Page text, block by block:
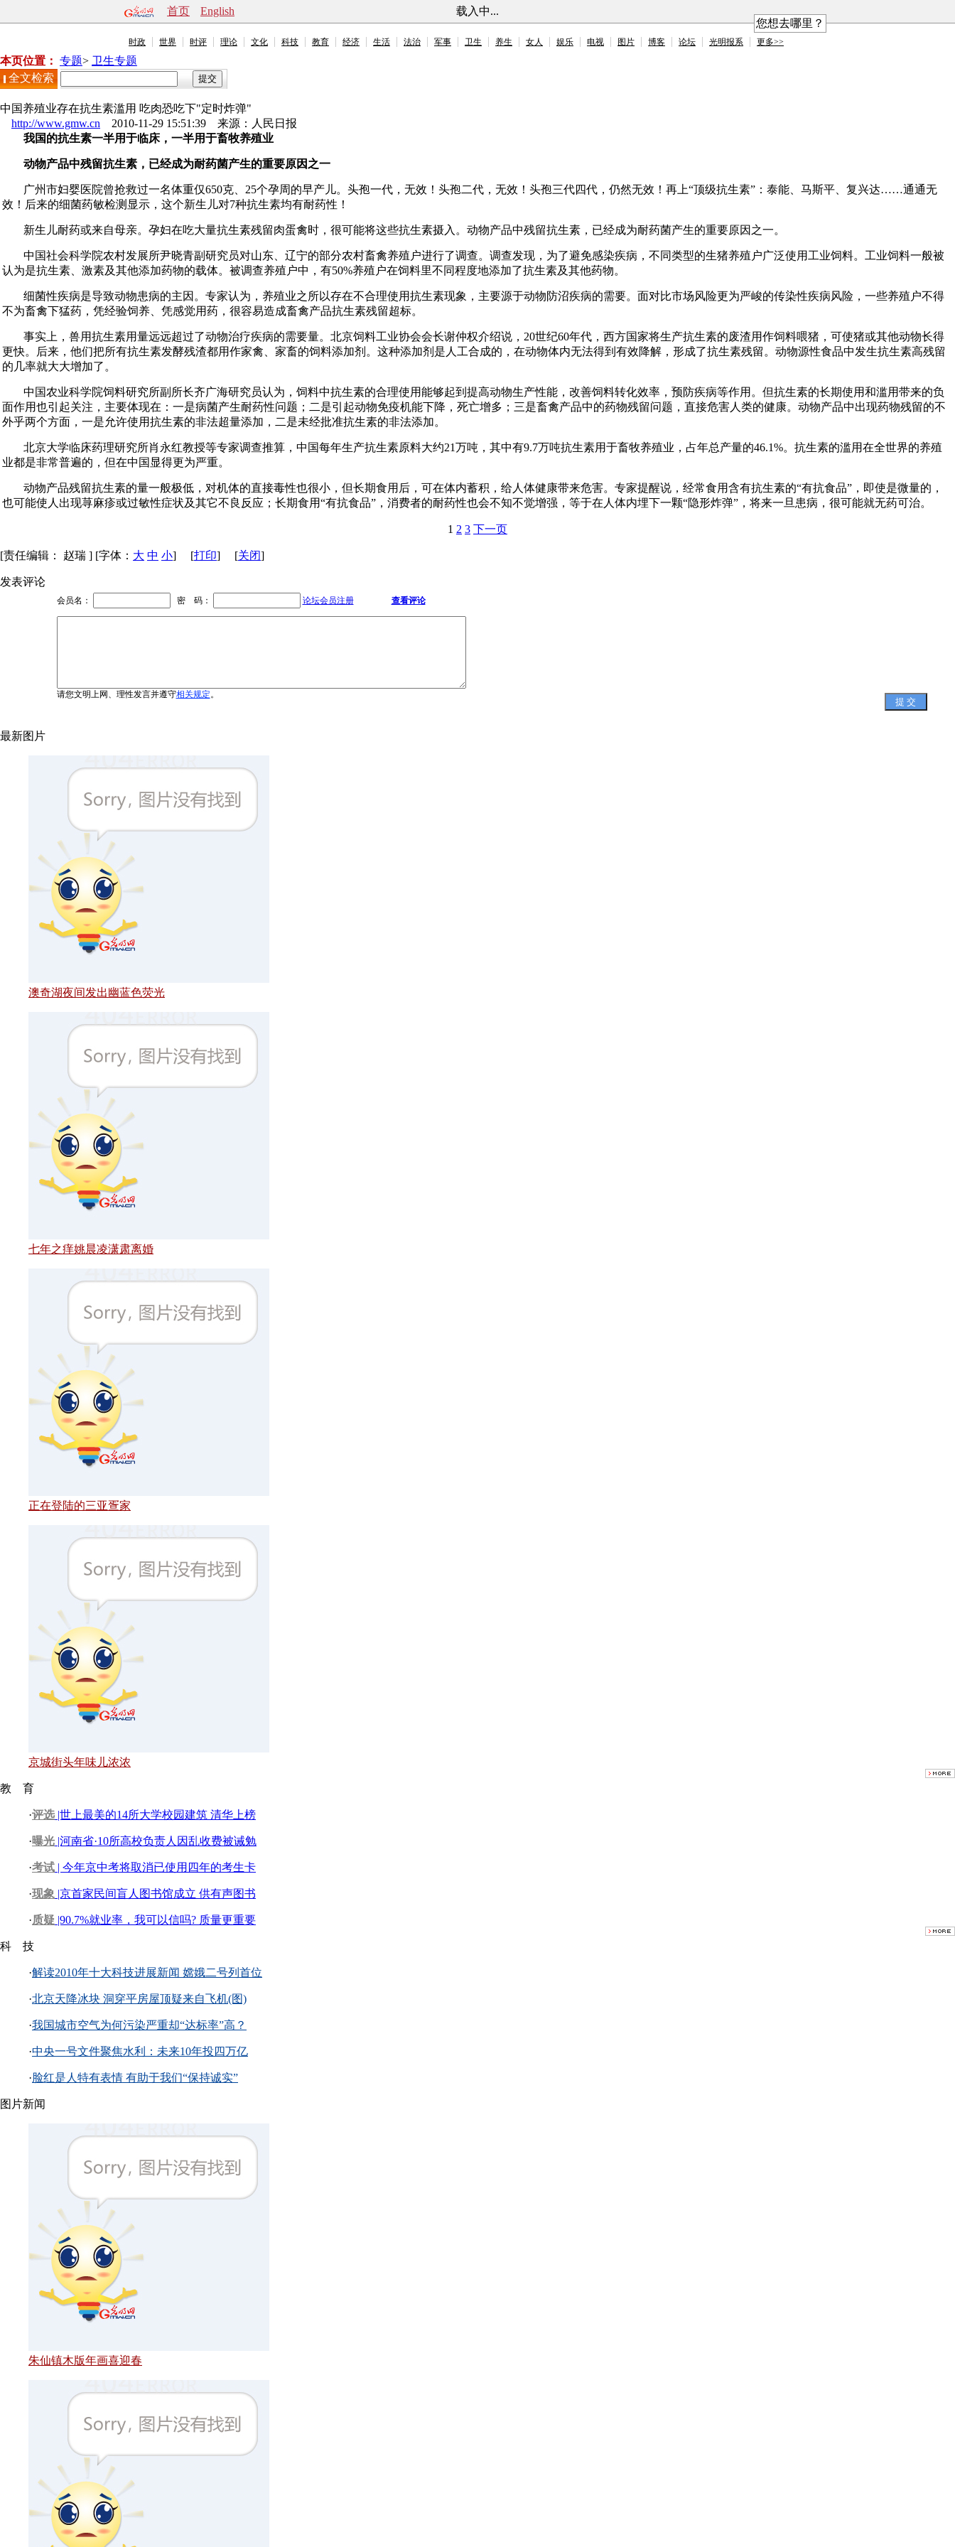
首页 English
载入中...
您想去哪里？
时政 世界 时评 理论 文化 科技 教育 经济 生活 法治 军事 卫生 养生 女人 娱乐 电视 图片 博客 论坛 光明报系 更多>>
本页位置： 专题> 卫生专题
全文检索
中国养殖业存在抗生素滥用 吃肉恐吃下"定时炸弹"
http://www.gmw.cn 2010-11-29 15:51:39 来源： 人民日报
我国的抗生素一半用于临床，一半用于畜牧养殖业
动物产品中残留抗生素，已经成为耐药菌产生的重要原因之一
广州市妇婴医院曾抢救过一名体重仅650克、25个孕周的早产儿。头孢一代，无效！头孢二代，无效！头孢三代四代，仍然无效！再上“顶级抗生素”：泰能、马斯平、复兴达……通通无
效！后来的细菌药敏检测显示，这个新生儿对7种抗生素均有耐药性！
新生儿耐药或来自母亲。孕妇在吃大量抗生素残留肉蛋禽时，很可能将这些抗生素摄入。动物产品中残留抗生素，已经成为耐药菌产生的重要原因之一。
中国社会科学院农村发展所尹晓青副研究员对山东、辽宁的部分农村畜禽养殖户进行了调查。调查发现，为了避免感染疾病，不同类型的生猪养殖户广泛使用工业饲料。工业饲料一般被
认为是抗生素、激素及其他添加药物的载体。被调查养殖户中，有50%养殖户在饲料里不同程度地添加了抗生素及其他药物。
细菌性疾病是导致动物患病的主因。专家认为，养殖业之所以存在不合理使用抗生素现象，主要源于动物防沼疾病的需要。面对比市场风险更为严峻的传染性疾病风险，一些养殖户不得
不为畜禽下猛药，凭经验饲养、凭感觉用药，很容易造成畜禽产品抗生素残留超标。
事实上，兽用抗生素用量远远超过了动物治疗疾病的需要量。北京饲料工业协会会长谢仲权介绍说，20世纪60年代，西方国家将生产抗生素的废渣用作饲料喂猪，可使猪或其他动物长得
更快。后来，他们把所有抗生素发酵残渣都用作家禽、家畜的饲料添加剂。这种添加剂是人工合成的，在动物体内无法得到有效降解，形成了抗生素残留。动物源性食品中发生抗生素高残留
的几率就大大增加了。
中国农业科学院饲料研究所副所长齐广海研究员认为，饲料中抗生素的合理使用能够起到提高动物生产性能，改善饲料转化效率，预防疾病等作用。但抗生素的长期使用和滥用带来的负
面作用也引起关注，主要体现在：一是病菌产生耐药性问题；二是引起动物免疫机能下降，死亡增多；三是畜禽产品中的药物残留问题，直接危害人类的健康。动物产品中出现药物残留的不
外乎两个方面，一是允许使用抗生素的非法超量添加，二是未经批准抗生素的非法添加。
北京大学临床药理研究所肖永红教授等专家调查推算，中国每年生产抗生素原料大约21万吨，其中有9.7万吨抗生素用于畜牧养殖业，占年总产量的46.1%。抗生素的滥用在全世界的养殖
业都是非常普遍的，但在中国显得更为严重。
动物产品残留抗生素的量一般极低，对机体的直接毒性也很小，但长期食用后，可在体内蓄积，给人体健康带来危害。专家提醒说，经常食用含有抗生素的“有抗食品”，即使是微量的，
也可能使人出现荨麻疹或过敏性症状及其它不良反应；长期食用“有抗食品”，消费者的耐药性也会不知不觉增强，等于在人体内埋下一颗“隐形炸弹”，将来一旦患病，很可能就无药可治。
1 2 3 下一页
[责任编辑： 赵瑞 ] [字体： 大 中 小] [打印] [关闭]
发表评论
会员名： 密 码： 论坛会员注册 查看评论
请您文明上网、理性发言并遵守相关规定。
最新图片
澳奇湖夜间发出幽蓝色荧光
七年之痒姚晨凌潇肃离婚
正在登陆的三亚疍家
京城街头年味儿浓浓
教 育
·评选 |世上最美的14所大学校园建筑 清华上榜
·曝光 |河南省·10所高校负责人因乱收费被诫勉
·考试 | 今年京中考将取消已使用四年的考生卡
·现象 |京首家民间盲人图书馆成立 供有声图书
·质疑 |90.7%就业率，我可以信吗? 质量更重要
科 技
·解读2010年十大科技进展新闻 嫦娥二号列首位
·北京天降冰块 洞穿平房屋顶疑来自飞机(图)
·我国城市空气为何污染严重却“达标率”高？
·中央一号文件聚焦水利：未来10年投四万亿
·脸红是人特有表情 有助于我们“保持诚实”
图片新闻
朱仙镇木版年画喜迎春